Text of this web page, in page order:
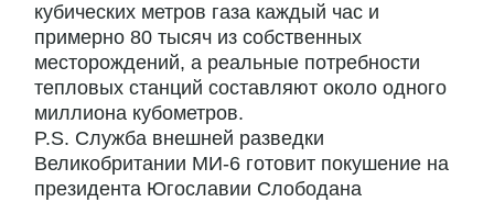
кубических метров газа каждый час и
примерно 80 тысяч из собственных
месторождений, а реальные потребности
тепловых станций составляют около одного
миллиона кубометров.
P.S. Служба внешней разведки
Великобритании МИ-6 готовит покушение на
президента Югославии Слободана